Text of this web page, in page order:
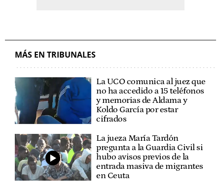
MÁS EN TRIBUNALES
La UCO comunica al juez que
no ha accedido a 15 teléfonos
y memorias de Aldama y
Koldo García por estar
cifrados
La jueza María Tardón
pregunta a la Guardia Civil si
hubo avisos previos de la
entrada masiva de migrantes
en Ceuta